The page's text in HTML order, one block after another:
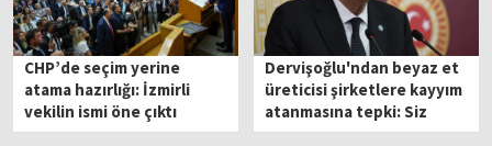
CHP’de seçim yerine
atama hazırlığı: İzmirli
vekilin ismi öne çıktı
Dervişoğlu'ndan beyaz et
üreticisi şirketlere kayyım
atanmasına tepki: Siz
kovboy değilsiniz, burası